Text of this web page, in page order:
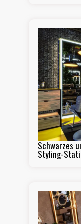
Schwarzes
Styling-